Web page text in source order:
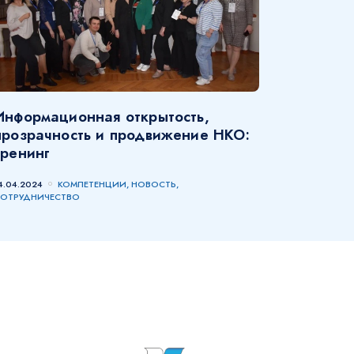
открытость,
и продвижение НКО:
КОМПЕТЕНЦИИ, НОВОСТЬ,